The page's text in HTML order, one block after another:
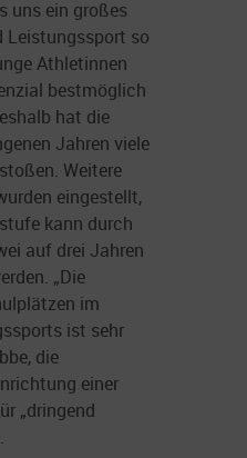
uns ein großes
Leistungssport so
Athletinnen
bestmöglich
hat die
Jahren viele
Weitere
eingestellt,
kann durch
auf drei Jahren
„Die
im
ist sehr
die
einer
„dringend